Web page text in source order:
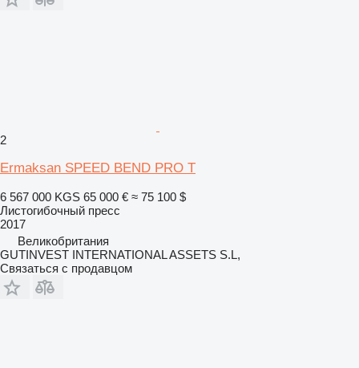
2
Ermaksan SPEED BEND PRO T
6 567 000 KGS 65 000 € ≈ 75 100 $
Листогибочный пресс
2017
Великобритания
GUTINVEST INTERNATIONAL ASSETS S.L,
Связаться с продавцом